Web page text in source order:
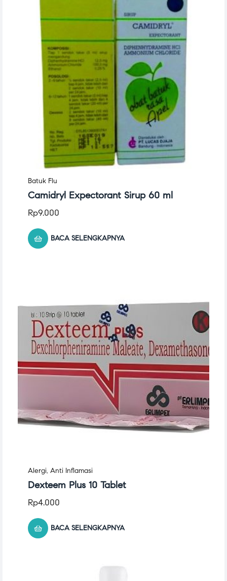
Batuk Flu
Camidryl Expectorant Sirup 60 ml
Rp9.000
BACA SELENGKAPNYA
Alergi, Anti Inflamasi
Dexteem Plus 10 Tablet
Rp4.000
BACA SELENGKAPNYA